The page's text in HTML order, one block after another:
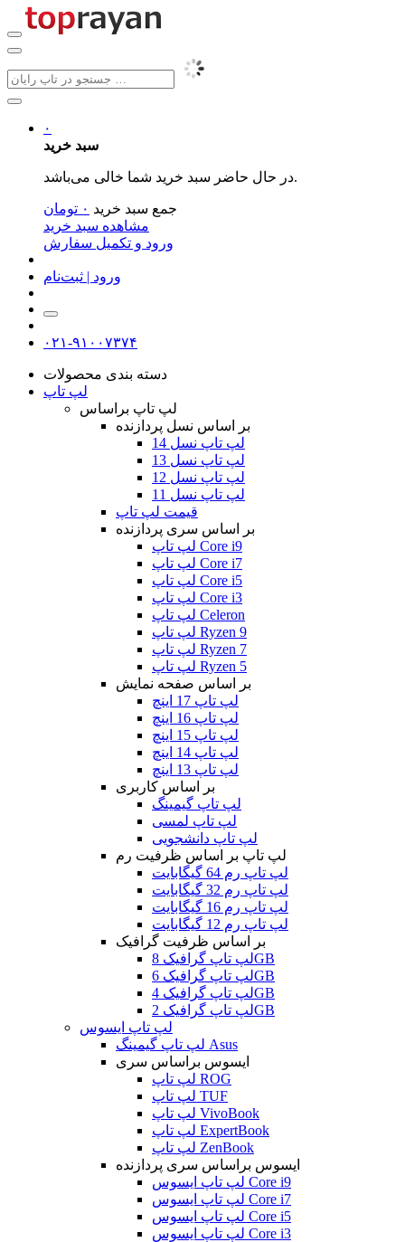
۰
سبد خرید
در حال حاضر سبد خرید شما خالی می‌باشد.
جمع سبد خرید ۰ تومان
مشاهده سبد خرید
ورود و تکمیل سفارش
ورود | ثبت‌نام
۰۲۱-۹۱۰۰۷۳۷۴
دسته بندی محصولات
لپ تاپ
لپ تاپ براساس
بر اساس نسل پردازنده
لپ تاپ نسل 14
لپ تاپ نسل 13
لپ تاپ نسل 12
لپ تاپ نسل 11
قیمت لپ تاپ
بر اساس سری پردازنده
لپ تاپ Core i9
لپ تاپ Core i7
لپ تاپ Core i5
لپ تاپ Core i3
لپ تاپ Celeron
لپ تاپ Ryzen 9
لپ تاپ Ryzen 7
لپ تاپ Ryzen 5
بر اساس صفحه نمایش
لپ تاپ 17 اینچ
لپ تاپ 16 اینچ
لپ تاپ 15 اینچ
لپ تاپ 14 اینچ
لپ تاپ 13 اینچ
بر اساس کاربری
لپ تاپ گیمینگ
لپ تاپ لمسی
لپ تاپ دانشجویی
لپ تاپ بر اساس ظرفیت رم
لپ تاپ رم 64 گیگابایت
لپ تاپ رم 32 گیگابایت
لپ تاپ رم 16 گیگابایت
لپ تاپ رم 12 گیگابایت
بر اساس ظرفیت گرافیک
لپ تاپ گرافیک 8GB
لپ تاپ گرافیک 6GB
لپ تاپ گرافیک 4GB
لپ تاپ گرافیک 2GB
لپ تاپ ایسوس
لپ تاپ گیمینگ Asus
ایسوس براساس سری
لپ تاپ ROG
لپ تاپ TUF
لپ تاپ VivoBook
لپ تاپ ExpertBook
لپ تاپ ZenBook
ایسوس براساس سری پردازنده
لپ تاپ ایسوس Core i9
لپ تاپ ایسوس Core i7
لپ تاپ ایسوس Core i5
لپ تاپ ایسوس Core i3